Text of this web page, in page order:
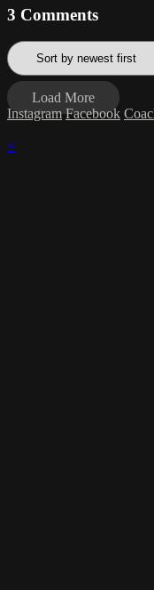
3 Comments
Load More
Instagram Facebook
×